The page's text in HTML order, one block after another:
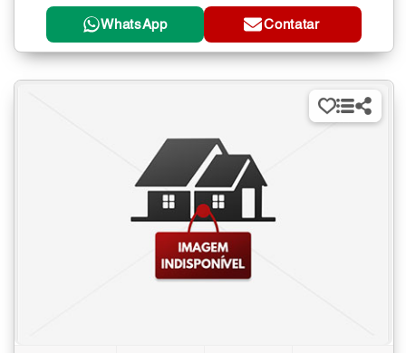
WhatsApp Contatar